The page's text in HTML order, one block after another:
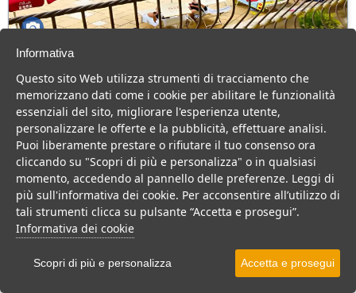
Sardegna > Palau
171 Camere
Villaggio a Palau, direttamente sul mare, consigliato a famiglie con
bambini.
Villaggio Resort Hotel
VEDI SU MAPPA
Informativa
Questo sito Web utilizza strumenti di tracciamento che
memorizzano dati come i cookie per abilitare le funzionalità
essenziali del sito, migliorare l'esperienza utente,
personalizzare le offerte e la pubblicità, effettuare analisi.
Puoi liberamente prestare o rifiutare il tuo consenso ora
cliccando su "Scopri di più e personalizza" o in qualsiasi
momento, accedendo al pannello delle preferenze. Leggi di
più sull'informativa dei cookie. Per acconsentire all’utilizzo di
tali strumenti clicca su pulsante “Accetta e prosegui”.
Informativa dei cookie
Scopri di più e personalizza Accetta e prosegui